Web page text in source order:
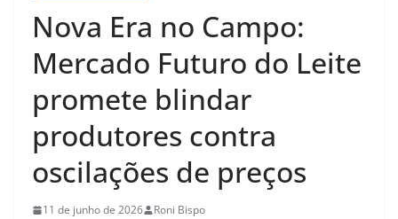
Nova Era no Campo:
Mercado Futuro do Leite
promete blindar
produtores contra
oscilações de preços
11 de junho de 2026 Roni Bispo